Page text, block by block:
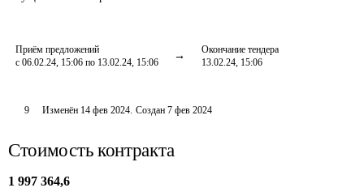
Приём предложений
с 06.02.24, 15:06 по 13.02.24, 15:06
Окончание тендера
13.02.24, 15:06
9 Изменён 14 фев 2024. Создан 7 фев 2024
Стоимость контракта
1 997 364,6